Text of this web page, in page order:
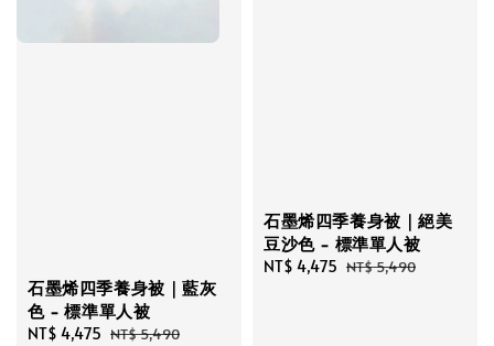
石墨烯四季養身被｜藍灰
色 - 標準單人被
Sale
NT$ 4,475 Regular
NT$ 5,490
石墨烯四季養身被｜絕美
豆沙色 - 標準單人被
Sale
NT$ 4,475 Regular
NT$ 5,490